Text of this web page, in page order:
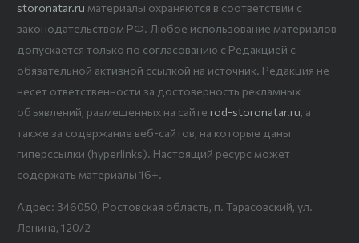
storonatar.ru материалы охраняются в соответствии с
законодательством РФ. Любое использование материалов
допускается только по согласованию с Редакцией с
обязательной активной ссылкой на источник. Редакция не
несет ответственности за достоверность рекламных
объявлений, размещенных на сайте rod-storonatar.ru, а
также за содержание веб-сайтов, на которые даны
гиперссылки (hyperlinks). Настоящий ресурс может
содержать материалы 16+.
Адрес: 346050, Ростовская область, п. Тарасовский, ул.
Ленина, 120/2